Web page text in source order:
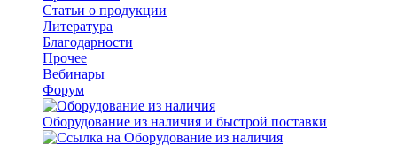
Статьи о продукции
Литература
Благодарности
Прочее
Вебинары
Форум
Оборудование из наличия и быстрой поставки